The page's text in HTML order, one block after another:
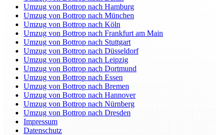
Umzug von Bottrop nach Hamburg
Umzug von Bottrop nach München
Umzug von Bottrop nach Köln
Umzug von Bottrop nach Frankfurt am Main
Umzug von Bottrop nach Stuttgart
Umzug von Bottrop nach Düsseldorf
Umzug von Bottrop nach Leipzig
Umzug von Bottrop nach Dortmund
Umzug von Bottrop nach Essen
Umzug von Bottrop nach Bremen
Umzug von Bottrop nach Hannover
Umzug von Bottrop nach Nürnberg
Umzug von Bottrop nach Dresden
Impressum
Datenschutz